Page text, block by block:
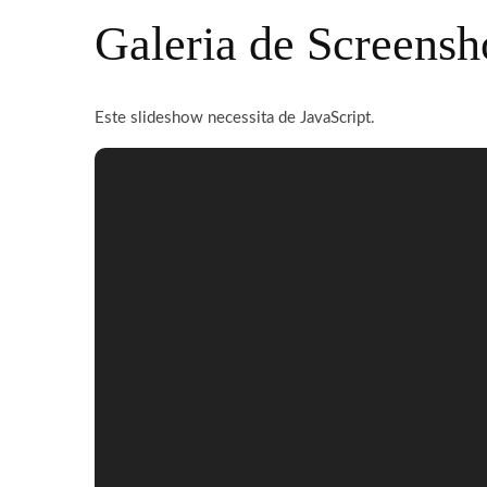
Galeria de
Este slideshow necessita de JavaScript.